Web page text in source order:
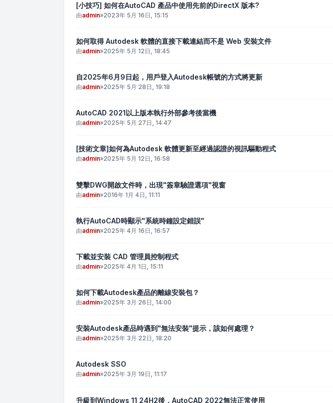
[小技巧] 如何在AutoCAD 產品中使用先前的DirectX 版本?
由admin»2023年 5月 16日, 15:15
如何取得 Autodesk 軟體的直接下載連結而不是 Web 安裝文件
由admin»2025年 5月 12日, 18:45
自2025年6月9日起，用戶登入Autodesk帳號的方式將更新
由admin»2025年 5月 28日, 19:18
AutoCAD 2021以上版本執行外部參考後當機
由admin»2025年 5月 27日, 14:47
[技術文章]如何為Autodesk 軟體更新至經過認證的視訊驅動程式
由admin»2025年 5月 12日, 16:58
雙擊DWG開啟文件時，出現"簽章驗證選項"視窗
由admin»2016年 1月 4日, 11:11
執行AutoCAD時顯示"系統時鐘設定錯誤"
由admin»2025年 4月 16日, 16:57
下載並安裝 CAD 管理員控制程式
由admin»2025年 4月 1日, 15:11
如何下載Autodesk產品的離線安裝包？
由admin»2025年 3月 26日, 14:00
安裝Autodesk產品時遇到"無法安裝"提示，該如何處理？
由admin»2025年 3月 22日, 18:20
Autodesk SSO
由admin»2025年 3月 19日, 11:17
升級到Windows 11 24H2後，AutoCAD 2022無法正常使用